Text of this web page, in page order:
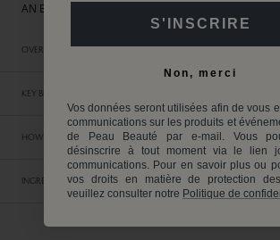
AN EXCLUSIVE GIFT WITH A PURCHASE OF €250
OVERVIEW
KEY BENEFITS
HOW TO USE
INGREDIENTS INCI
S'INSCRIRE
Non, merci
Vos données seront utilisées afin de vous
communications sur les produits et
de Peau Beauté par e-mail. Vous
désinscrire à tout moment via le lien
communications. Pour en savoir plus ou
vos droits en matière de protection
veuillez consulter notre Politique de